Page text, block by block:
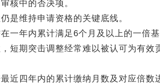
核中的否决项。
维持申请资格的关键底线。
年内累计满足6个月及以上的一倍基
短期突击调整经常难以被认可为有效
四年内的累计缴纳月数及对应倍数